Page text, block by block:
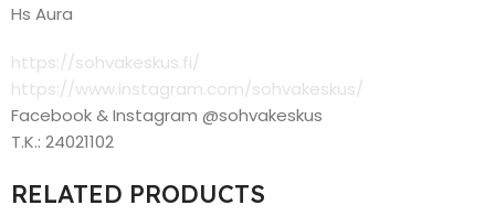
Hs Aura
https://sohvakeskus.fi/
https://www.instagram.com/sohvakeskus/
Facebook & Instagram @sohvakeskus
T.K.: 24021102
RELATED PRODUCTS